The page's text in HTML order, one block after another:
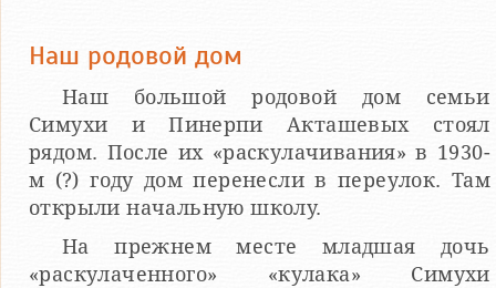
Наш родовой дом
Наш большой родовой дом семьи
Симухи и Пинерпи Акташевых стоял
рядом. После их «раскулачивания» в 1930-
м (?) году дом перенесли в переулок. Там
открыли начальную школу.
На прежнем месте младшая дочь
«раскулаченного» «кулака» Симухи